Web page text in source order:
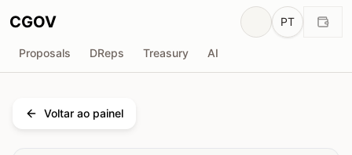
CGOV PT
Proposals DReps Treasury AI
Voltar ao painel